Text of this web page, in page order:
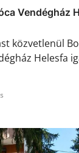
Vendégház
közvetlenül
Helesfa